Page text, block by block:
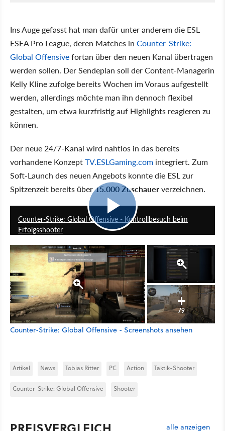
Ins Auge gefasst hat man dafür unter anderem die ESL
ESEA Pro League, deren Matches in Counter-Strike:
Global Offensivefortan über den neuen Kanal übertragen
werden sollen. Der Sendeplan soll der Content-Managerin
Kelly Kline zufolge bereits Wochen im Voraus aufgestellt
werden, allerdings möchte man ihn dennoch flexibel
gestalten, um etwa kurzfristig auf Highlights reagieren zu
können.
Der neue 24/7-Kanal wird nahtlos in das bereits
vorhandene KonzeptTV.ESLGaming.com integriert. Zum
Soft-Launch des neuen Angebots konnte die ESL zur
Spitzenzeit bereits über15.000 Zuschauerverzeichnen.
Counter-Strike: Global Offensive - Kontrollbesuch beim
Erfolgsshooter
79
Counter-Strike: Global Offensive - Screenshots ansehen
Artikel News Tobias Ritter PC Action Taktik-Shooter
Counter-Strike: Global Offensive Shooter
alle anzeigen